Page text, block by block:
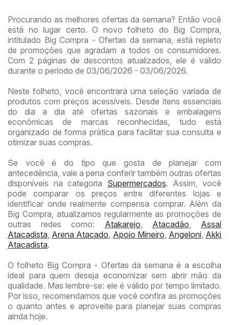
Procurando as melhores ofertas da semana? Então você
está no lugar certo. O novo folheto do Big Compra,
intitulado Big Compra - Ofertas da semana, está repleto
de promoções que agradam a todos os consumidores.
Com 2 páginas de descontos atualizados, ele é válido
durante o período de 03/06/2026 - 03/06/2026.
Neste folheto, você encontrará uma seleção variada de
produtos com preços acessíveis. Desde itens essenciais
do dia a dia até ofertas sazonais e embalagens
econômicas de marcas reconhecidas, tudo está
organizado de forma prática para facilitar sua consulta e
otimizar suas compras.
Se você é do tipo que gosta de planejar com
antecedência, vale a pena conferir também outras ofertas
disponíveis na categoria Supermercados. Assim, você
pode comparar os preços entre diferentes lojas e
identificar onde realmente compensa comprar. Além da
Big Compra, atualizamos regularmente as promoções de
outras redes como: Atakarejo Atacadão
Assaí
Atacadista Arena Atacado Apoio Mineiro Angeloni, Akki
Atacadista.
O folheto Big Compra - Ofertas da semana é a escolha
ideal para quem deseja economizar sem abrir mão da
qualidade. Mas lembre-se: ele é válido por tempo limitado.
Por isso, recomendamos que você confira as promoções
o quanto antes e aproveite para planejar suas compras
ainda hoje.